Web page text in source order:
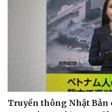
Truyền thông Nhật Bản